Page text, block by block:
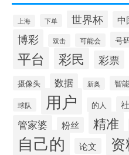
上海 下单 世界杯 中
博彩 双击 可能会 号
平台 彩民 彩票
摄像头 数据 新奥 智能
球队 用户 的人
管家婆 粉丝 精准
自己的 论文